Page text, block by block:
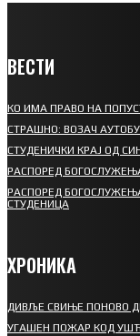
ВЕСТИ
КО ИМА ПРАВО НА
СТРАШНО: ВОЗАЧ
СТУДЕНИЧКИ КРАЈ ОД
РАСПОРЕД
РАСПОРЕД
СТУДЕНИЦА
ХРОНИКА
ДИВЉЕ СВИЊЕ ПОНОВО
УГАШЕН ПОЖАР КОД